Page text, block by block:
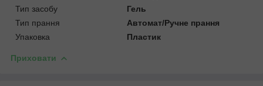
Тип засобу
Гель
Тип прання
Автомат/Ручне прання
Упаковка
Пластик
Приховати